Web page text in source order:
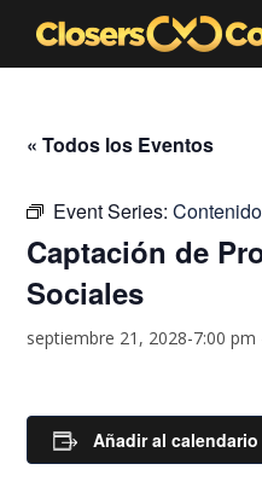
« Todos los Eventos
Event Series:
Captación de
Sociales
septiembre 21, 2028-7:00 pm
Añadir al calendario